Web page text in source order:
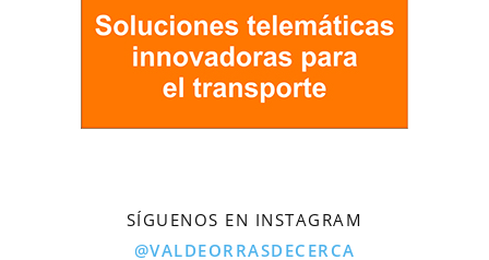
SÍGUENOS EN INSTAGRAM
@VALDEORRASDECERCA